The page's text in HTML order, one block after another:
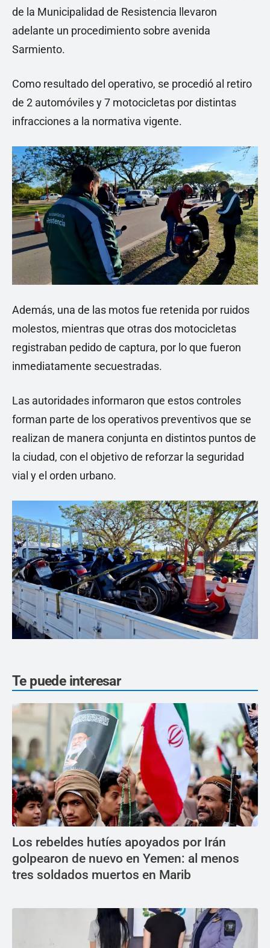
de la Municipalidad de Resistencia llevaron
adelante un procedimiento sobre avenida
Sarmiento.
Como resultado del operativo, se procedió al retiro
de 2 automóviles y 7 motocicletas por distintas
infracciones a la normativa vigente.
Además, una de las motos fue retenida por ruidos
molestos, mientras que otras dos motocicletas
registraban pedido de captura, por lo que fueron
inmediatamente secuestradas.
Las autoridades informaron que estos controles
forman parte de los operativos preventivos que se
realizan de manera conjunta en distintos puntos de
la ciudad, con el objetivo de reforzar la seguridad
vial y el orden urbano.
Te puede interesar
Los rebeldes hutíes apoyados por Irán
golpearon de nuevo en Yemen: al menos
tres soldados muertos en Marib